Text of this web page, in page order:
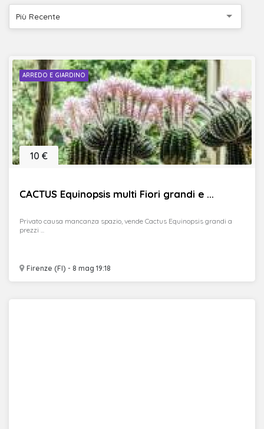
Più Recente
ARREDO E GIARDINO
CACTUS Equinopsis multi Fiori grandi e ...
Firenze (FI) - 8 mag 19:18
10 €
Privato causa mancanza spazio, vende Cactus Equinopsis grandi a
prezzi ...